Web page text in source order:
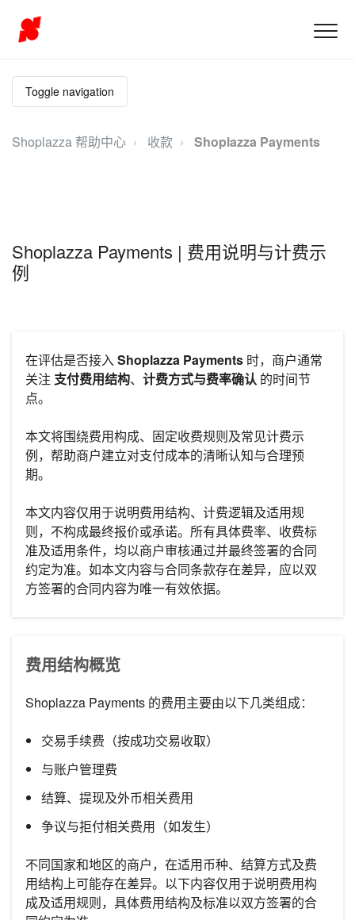
Toggle navigation
Shoplazza 帮助中心 收款 Shoplazza Payments
Shoplazza Payments | 费用说明与计费示
例
在评估是否接入Shoplazza Payments 时，商户通常
关注 支付费用结构、 计费方式与费率确认 的时间节
点。
本文将围绕费用构成、固定收费规则及常见计费示
例，帮助商户建立对支付成本的清晰认知与合理预
期。
本文内容仅用于说明费用结构、计费逻辑及适用规
则，不构成最终报价或承诺。所有具体费率、收费标
准及适用条件，均以商户审核通过并最终签署的合同
约定为准。如本文内容与合同条款存在差异，应以双
方签署的合同内容为唯一有效依据。
费用结构概览
Shoplazza Payments 的费用主要由以下几类组成：
交易手续费（按成功交易收取）
与账户管理费
结算、提现及外币相关费用
争议与拒付相关费用（如发生）
不同国家和地区的商户，在适用币种、结算方式及费
用结构上可能存在差异。以下内容仅用于说明费用构
成及适用规则，具体费用结构及标准以双方签署的合